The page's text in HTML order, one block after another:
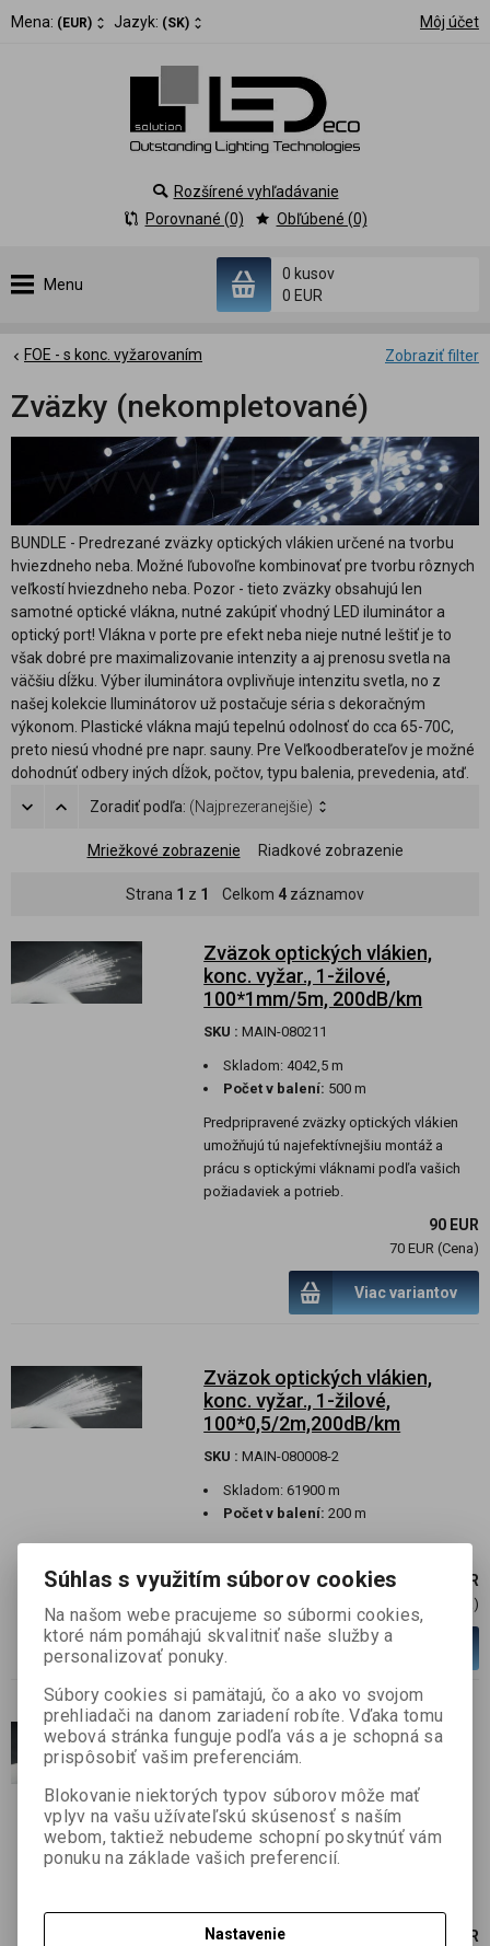
Mena: (EUR) Jazyk: (SK) Môj účet
Menu
0 kusov
0 EUR
Rozšírené vyhľadávanie
Porovnané (0)
Obľúbené (0)
Zobraziť filter
FOE - s konc. vyžarovaním
Zväzky (nekompletované)
BUNDLE - Predrezané zväzky optických vlákien určené na tvorbu
hviezdneho neba. Možné ľubovoľne kombinovať pre tvorbu rôznych
veľkostí hviezdneho neba. Pozor - tieto zväzky obsahujú len
samotné optické vlákna, nutné zakúpiť vhodný LED iluminátor a
optický port! Vlákna v porte pre efekt neba nieje nutné leštiť je to
však dobré pre maximalizovanie intenzity a aj prenosu svetla na
väčšiu dĺžku. Výber iluminátora ovplivňuje intenzitu svetla, no z
našej kolekcie Iluminátorov už postačuje séria s dekoračným
výkonom. Plastické vlákna majú tepelnú odolnosť do cca 65-70C,
preto niesú vhodné pre napr. sauny. Pre Veľkoodberateľov je možné
dohodnúť odbery iných dĺžok, počtov, typu balenia, prevedenia, atď.
Zoradiť podľa: (Najprezeranejšie)
Mriežkové zobrazenie Riadkové zobrazenie
Strana 1 z 1 Celkom 4 záznamov
Zväzok optických vlákien,
konc. vyžar., 1-žilové,
100*1mm/5m, 200dB/km
SKU : MAIN-080211
Skladom: 4042,5 m
Počet v balení: 500 m
Predpripravené zväzky optických vlákien
umožňujú tú najefektívnejšiu montáž a
prácu s optickými vláknami podľa vašich
požiadaviek a potrieb.
90 EUR
70 EUR (Cena)
Viac variantov
Zväzok optických vlákien,
konc. vyžar., 1-žilové,
100*0,5/2m,200dB/km
SKU : MAIN-080008-2
Skladom:61900 m
Počet v balení:200 m
18 EUR
14 EUR (Cena)
Viac variantov
Zväzok optických vlákien,
konc. vyžar., 1-žilové,
SKU :MAIN-080009-2
Skladom:49700 m
Počet v balení: 200 m
24 EUR
Súhlas s využitím súborov cookies
Na našom webe pracujeme so súbormi cookies,
ktoré nám pomáhajú skvalitniť naše služby a
personalizovať ponuky.
Súbory cookies si pamätajú, čo a ako vo svojom
prehliadači na danom zariadení robíte. Vďaka tomu
webová stránka funguje podľa vás a je schopná sa
prispôsobiť vašim preferenciám.
Blokovanie niektorých typov súborov môže mať
vplyv na vašu užívateľskú skúsenosť s naším
webom, taktiež nebudeme schopní poskytnúť vám
ponuku na základe vašich preferencií.
Nastavenie